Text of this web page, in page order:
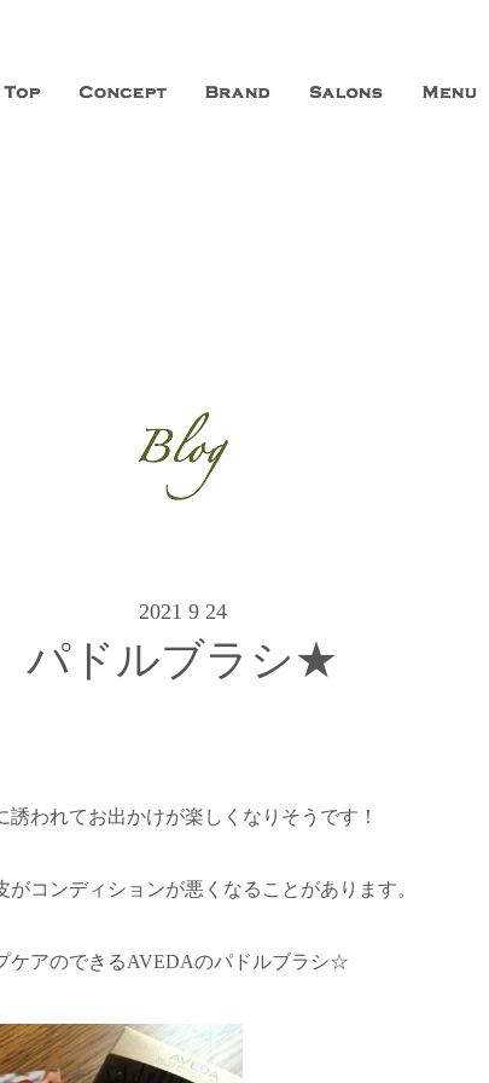
エステサロン ファシオール
戸三宮に「神戸店」 パリサンジェルマン通りに「パリ店」がオ
から美しくなることを追求する「本物」の商品・技術・サービス
2021 9 24
パドルブラシ★
われてお出かけが楽しくなりそうです！
コンディションが悪くなることがあります。
ケアのできるAVEDAのパドルブラシ☆